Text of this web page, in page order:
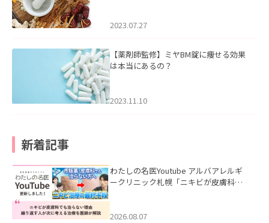
2023.07.27
【薬剤師監修】ミヤBM錠に痩せる効果
は本当にあるの？
2023.11.10
新着記事
わたしの名医Youtube アルバアレルギ
ークリニック札幌「ニキビが皮膚科で
ました。
2026.08.07